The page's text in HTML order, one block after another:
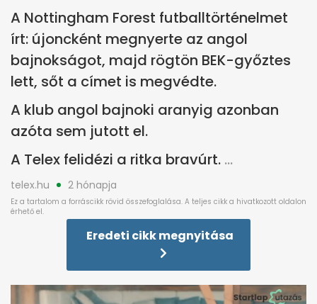
A Nottingham Forest futballtörténelmet
írt: újoncként megnyerte az angol
bajnokságot, majd rögtön BEK-győztes
lett, sőt a címet is megvédte.
A klub angol bajnoki aranyig azonban
azóta sem jutott el.
A Telex felidézi a ritka bravúrt.
telex.hu 2 hónapja
Eredeti cikk megnyitása